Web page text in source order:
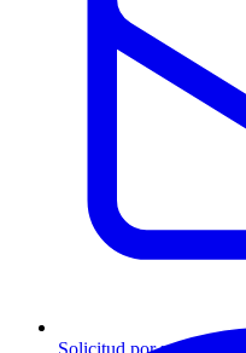
Solicitud por mensaje